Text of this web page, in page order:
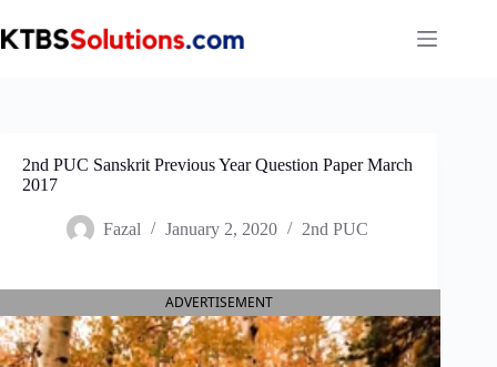
to
content
2nd PUC Sanskrit Previous Year Question Paper March
2017
Fazal January 2, 2020 2nd PUC
ADVERTISEMENT